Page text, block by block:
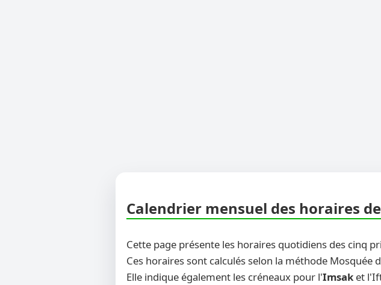
Calendrier mensuel des horaires
Cette page présente les horaires quotidiens des cinq
Ces horaires sont calculés selon la méthode Mosquée
Elle indique également les créneaux pour l'Imsak et